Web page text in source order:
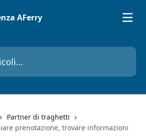
Partner di traghetti
prenotazione, trovare informazioni